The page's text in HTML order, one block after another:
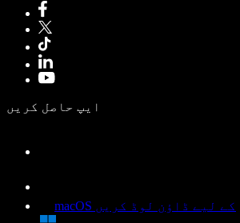
ایپ حاصل کریں
macOS کے لیے ڈاؤن لوڈ کریں